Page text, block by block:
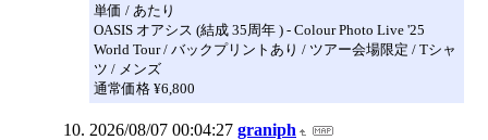
単価 / あたり
OASIS オアシス (結成 35周年 ) - Colour Photo Live '25
World Tour / バックプリントあり / ツアー会場限定 / Tシャ
ツ / メンズ
通常価格 ¥6,800
2026/08/07 00:04:27 graniph